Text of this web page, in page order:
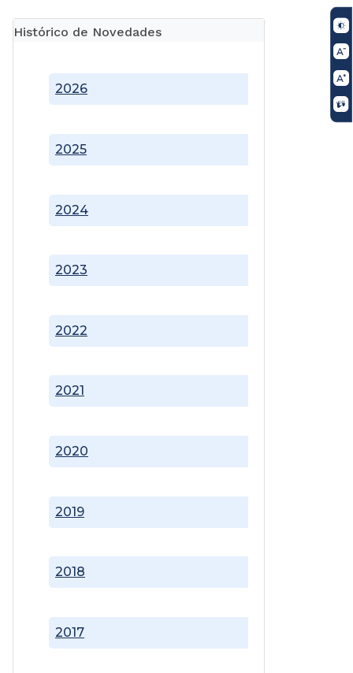
Histórico de Novedades
2017
2018
2019
2020
2021
2022
2023
2024
2025
2026